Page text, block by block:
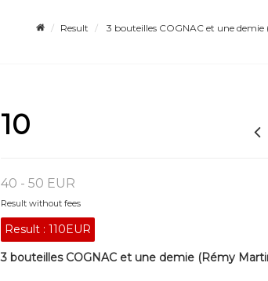
Result
3 bouteilles COGNAC et une
10
40 - 50 EUR
Result without fees
Result : 110EUR
3 bouteilles COGNAC et une demie (Rémy